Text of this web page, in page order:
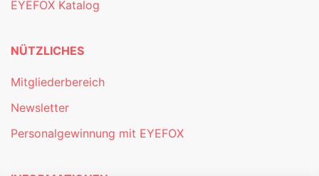
EYEFOX Katalog
NÜTZLICHES
Mitgliederbereich
Newsletter
Personalgewinnung mit EYEFOX